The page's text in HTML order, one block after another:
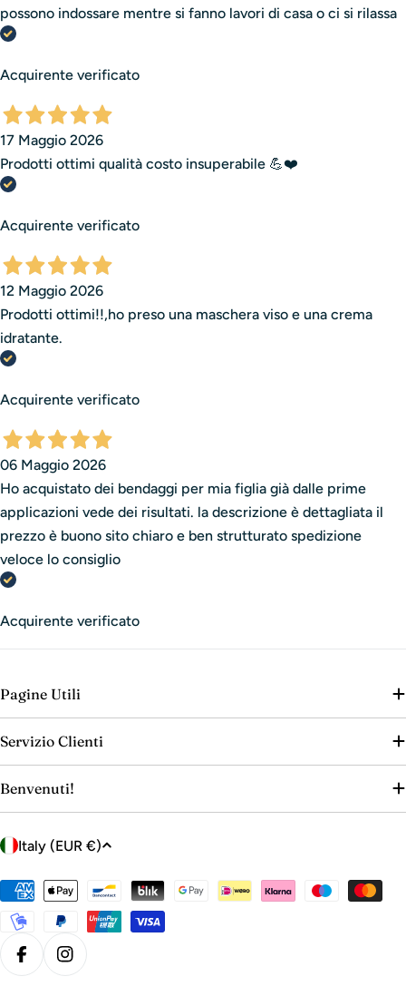
possono indossare mentre si fanno lavori di casa o ci si rilassa
Acquirente verificato
17 Maggio 2026
Prodotti ottimi qualità costo insuperabile 💪❤️
Acquirente verificato
12 Maggio 2026
Prodotti ottimi!!,ho preso una maschera viso e una crema
idratante.
Acquirente verificato
06 Maggio 2026
Ho acquistato dei bendaggi per mia figlia già dalle prime
applicazioni vede dei risultati. la descrizione è dettagliata il
prezzo è buono sito chiaro e ben strutturato spedizione
veloce lo consiglio
Acquirente verificato
Pagine Utili
Servizio Clienti
Benvenuti!
C
n
t
r
Italy (EUR €)
Payment
methods
FacebookInstagram